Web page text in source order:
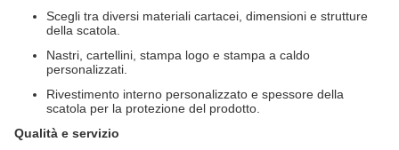
Scegli tra diversi materiali cartacei, dimensioni e strutture
della scatola.
Nastri, cartellini, stampa logo e stampa a caldo
personalizzati.
Rivestimento interno personalizzato e spessore della
scatola per la protezione del prodotto.
Qualità e servizio